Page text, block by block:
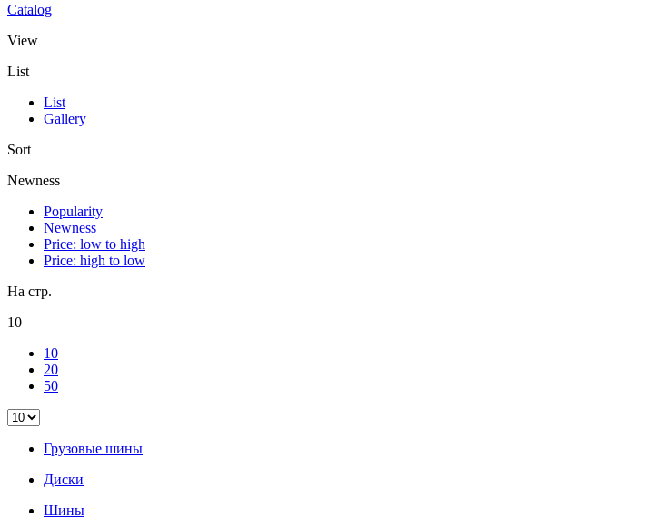
Catalog
View
List
List
Gallery
Sort
Newness
Popularity
Newness
Price: low to high
Price: high to low
На стр.
10
10
20
50
Грузовые шины
Диски
Шины